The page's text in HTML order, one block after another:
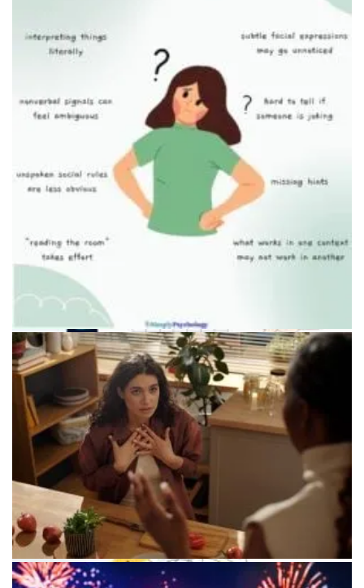
Праздничное освещение и сенсорная нагрузка
Использование технологий для коммуникации